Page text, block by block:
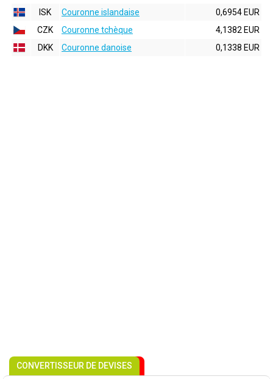
ISK
Couronne islandaise
0,6954 EUR
CZK
Couronne tchèque
4,1382 EUR
DKK
Couronne danoise 0,1338 EUR
CONVERTISSEUR DE DEVISES